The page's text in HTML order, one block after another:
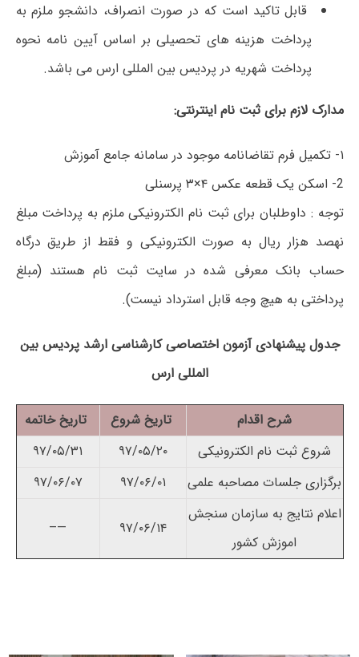
قابل تاکید است که در صورت انصراف، دانشجو ملزم به
پرداخت هزینه های تحصیلی بر اساس آیین نامه نحوه
پرداخت شهریه در پردیس بین المللی ارس می باشد.
مدارک لازم برای ثبت نام اینترنتی:
۱- تکمیل فرم تقاضانامه موجود در سامانه جامع آموزش
2- اسکن یک قطعه عکس ۴×۳ پرسنلی
توجه : داوطلبان برای ثبت نام الکترونیکی ملزم به پرداخت مبلغ
نهصد هزار ریال به صورت الکترونیکی و فقط از طریق درگاه
حساب بانک معرفی شده در سایت ثبت نام هستند (مبلغ
پرداختی به هیچ وجه قابل استرداد نیست).
جدول پیشنهادی آزمون اختصاصی کارشناسی ارشد پردیس بین
المللی ارس
شرح اقدام تاریخ شروع
تاریخ خاتمه
شروع ثبت نام الکترونیکی
۹۷/۰۵/۲۰
۹۷/۰۵/۳۱
برگزاری جلسات مصاحبه علمی
۹۷/۰۶/۰۱
۹۷/۰۶/۰۷
اعلام نتایج به سازمان سنجش
اموزش کشور
۹۷/۰۶/۱۴ —–